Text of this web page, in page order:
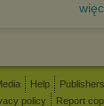
Help
policy Report